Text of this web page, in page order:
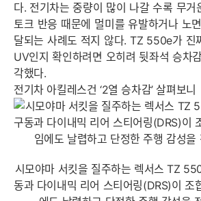
다. 전기차는 중량이 많이 나갈 수록 무거
토크 반응 때문에 멀미를 유발하거나 노
달되는 사례도 적지 않다. TZ 550e가 진
UV인지 확인하려면 오히려 뒷좌석 승차
각했다.
전기차 아킬레스건 ‘2열 승차감’ 살펴보니
시모야마 서킷을 질주하는 렉서스 TZ
동과 다이내믹 리어 스티어링(DRS)이 조